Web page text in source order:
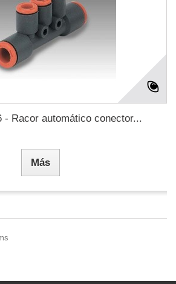
Racor automático conector...
Más